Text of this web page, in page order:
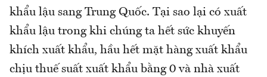
khẩu lậu sang Trung Quốc. Tại sao lại có xuất
khẩu lậu trong khi chúng ta hết sức khuyến
khích xuất khẩu, hầu hết mặt hàng xuất khẩu
chịu thuế suất xuất khẩu bằng 0 và nhà xuất